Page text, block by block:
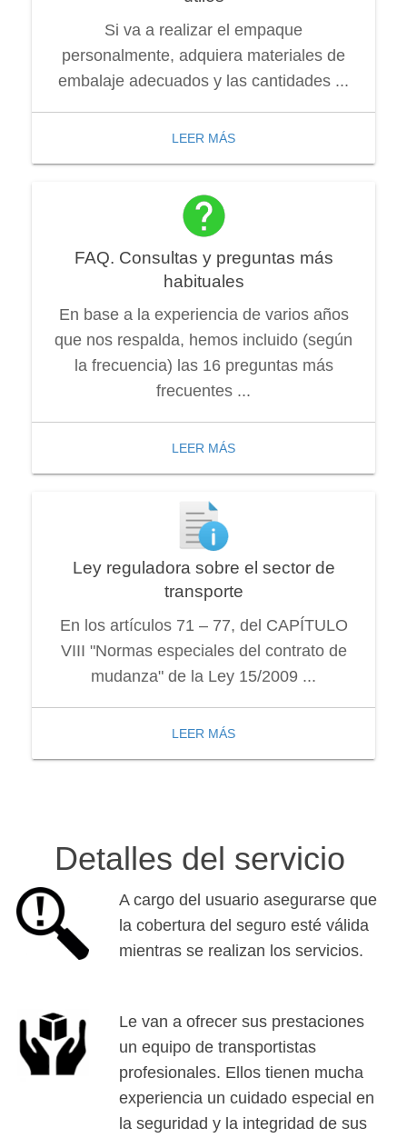
Si va a realizar el empaque
personalmente, adquiera materiales de
embalaje adecuados y las cantidades ...
LEER MÁS
FAQ. Consultas y preguntas más
habituales
En base a la experiencia de varios años
que nos respalda, hemos incluido (según
la frecuencia) las 16 preguntas más
frecuentes ...
LEER MÁS
Ley reguladora sobre el sector de
transporte
En los artículos 71 – 77, del CAPÍTULO
VIII "Normas especiales del contrato de
mudanza" de la Ley 15/2009 ...
LEER MÁS
Detalles del servicio
A cargo del usuario asegurarse que
la cobertura del seguro esté válida
mientras se realizan los servicios.
Le van a ofrecer sus prestaciones
un equipo de transportistas
profesionales. Ellos tienen mucha
experiencia un cuidado especial en
la seguridad y la integridad de sus